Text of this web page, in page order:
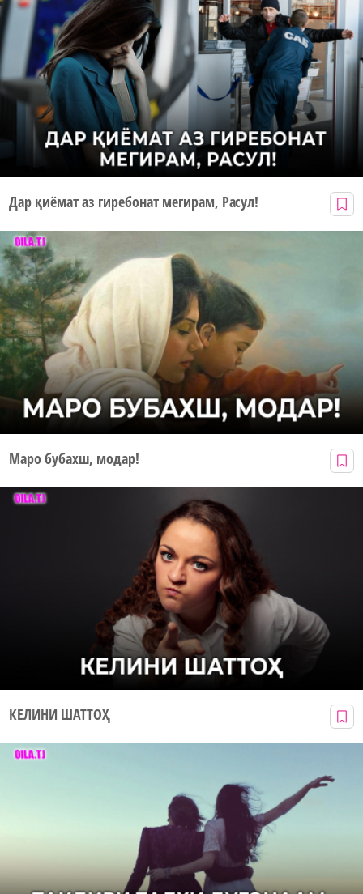
Дар қиёмат аз гиребонат мегирам, Расул!
Маро бубахш, модар!
КЕЛИНИ ШАТТОҲ